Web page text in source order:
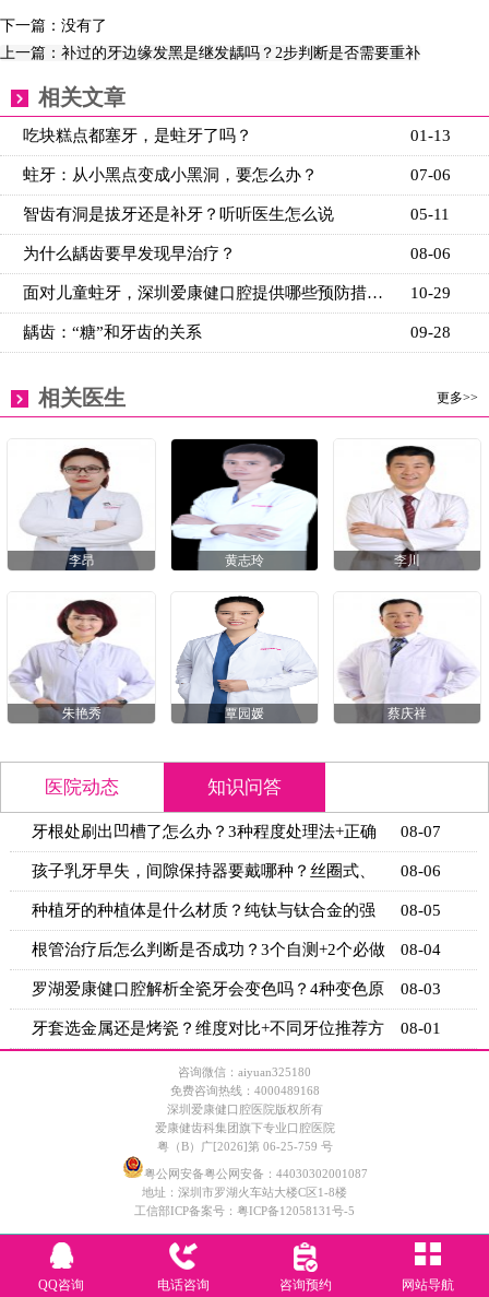
下一篇：没有了
上一篇：补过的牙边缘发黑是继发龋吗？2步判断是否需要重补
相关文章
01-13
吃块糕点都塞牙，是蛀牙了吗？
07-06
蛀牙：从小黑点变成小黑洞，要怎么办？
05-11
智齿有洞是拔牙还是补牙？听听医生怎么说
08-06
为什么龋齿要早发现早治疗？
10-29
面对儿童蛀牙，深圳爱康健口腔提供哪些预防措施？
09-28
龋齿：“糖”和牙齿的关系
更多>>
相关医生
李昂 黄志玲 李川
朱艳秀 覃园媛 蔡庆祥
医院动态 知识问答
牙根处刷出凹槽了怎么办？3种程度处理法+正确
刷牙姿势
08-07
孩子乳牙早失，间隙保持器要戴哪种？丝圈式、
舌弓式、
08-06
种植牙的种植体是什么材质？纯钛与钛合金的强
度与生物
08-05
根管治疗后怎么判断是否成功？3个自测+2个必做
检查
08-04
罗湖爱康健口腔解析全瓷牙会变色吗？4种变色原
因+5个
08-03
牙套选金属还是烤瓷？维度对比+不同牙位推荐方 08-01
咨询微信：aiyuan325180
免费咨询热线：4000489168
深圳爱康健口腔医院版权所有
爱康健齿科集团旗下专业口腔医院
粤（B）广[2026]第 06-25-759 号
粤公网安备粤公网安备：44030302001087
地址：深圳市罗湖火车站大楼C区1-8楼
工信部ICP备案号： 粤ICP备12058131号-5
QQ咨询 电话咨询 咨询预约 网站导航